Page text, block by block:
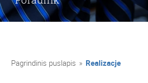
Pagrindinis puslapis » Realizacje